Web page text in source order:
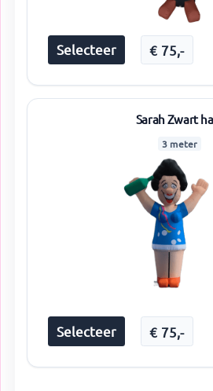
Selecteer € 75,-
Sarah Zwart
3 meter
Selecteer € 75,-